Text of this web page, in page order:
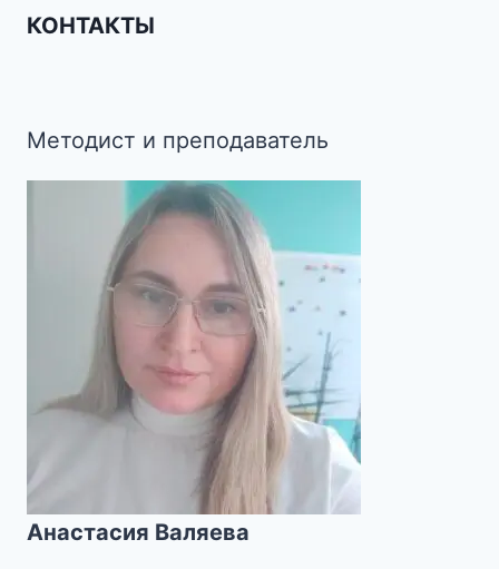
КОНТАКТЫ
Методист и преподаватель
Анастасия Валяева